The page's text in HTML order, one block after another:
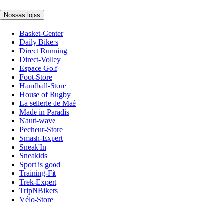
Nossas lojas
Basket-Center
Daily Bikers
Direct Running
Direct-Volley
Espace Golf
Foot-Store
Handball-Store
House of Rugby
La sellerie de Maé
Made in Paradis
Nauti-wave
Pecheur-Store
Smash-Expert
Sneak'In
Sneakids
Sport is good
Training-Fit
Trek-Expert
TripNBikers
Vélo-Store